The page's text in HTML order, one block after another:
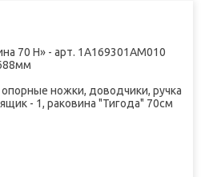
70 Н» - арт. 1A169301AM010
ножки, доводчики, ручка
- 1, раковина "Тигода" 70см